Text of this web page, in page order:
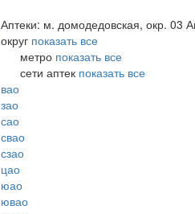
Аптеки: м. домодедовская, окр. 03
округ показать все
метро показать все
сети аптек показать все
вао
зао
сао
свао
сзао
цао
юао
ювао